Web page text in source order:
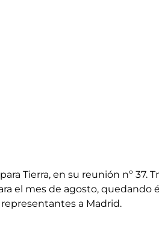
Tierra, en su reunión nº 37.
el mes de agosto, quedando
a Madrid.